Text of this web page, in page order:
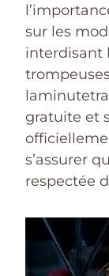
sur les
interdisant
gratuite et
s’assurer
respectée